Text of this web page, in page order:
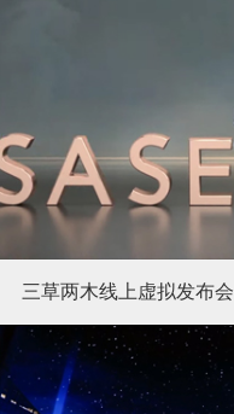
三草两木线上虚拟发布会